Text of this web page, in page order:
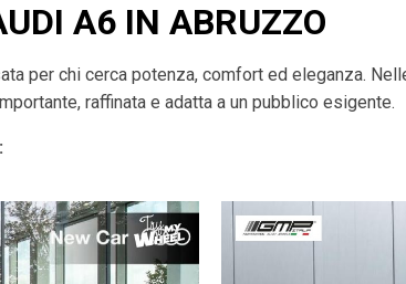
A6 IN ABRUZZO
per chi cerca potenza, comfort ed eleganza.
raffinata e adatta a un pubblico esigente.